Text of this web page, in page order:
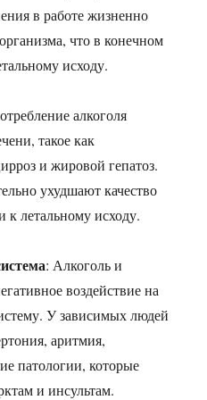
в работе жизненно
что в конечном
исходу.
алкоголя
такое как
и жировой гепатоз.
ухудшают качество
к летальному исходу.
: Алкоголь и
воздействие на
У зависимых людей
аритмия,
патологии, которые
и инсультам.